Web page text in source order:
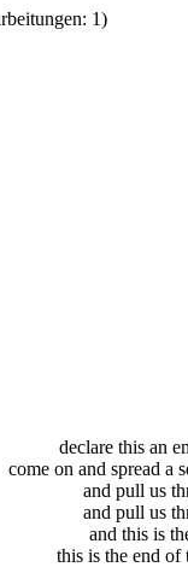
1)
declare this an
come on and spread a
and pull us
and pull us
and this is
this is the end of